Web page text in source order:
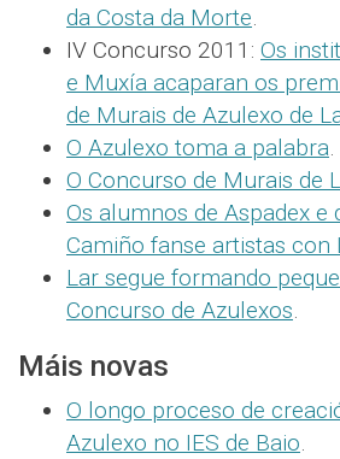
da Costa da Morte.
IV Concurso 2011: Os
e Muxía acaparan os
de Murais de Azulexo de
O Azulexo toma a palabra.
O Concurso de Murais de
Os alumnos de Aspadex e
Camiño fanse artistas con
Lar segue formando
Concurso de Azulexos.
Máis novas
O longo proceso de
Azulexo no IES de Baio.